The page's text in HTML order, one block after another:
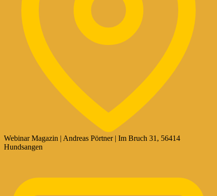
Webinar Magazin | Andreas Pörtner | Im Bruch 31, 56414
Hundsangen